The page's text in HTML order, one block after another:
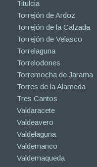
Titulcia
Torrejón de Ardoz
Torrejón de la Calzada
Torrejón de Velasco
Torrelaguna
Torrelodones
Torremocha de Jarama
Torres de la Alameda
Tres Cantos
Valdaracete
Valdeavero
Valdelaguna
Valdemanco
Valdemaqueda